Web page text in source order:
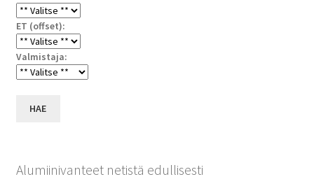
ET (offset):
Valmistaja:
HAE
Alumiinivanteet netistä edullisesti